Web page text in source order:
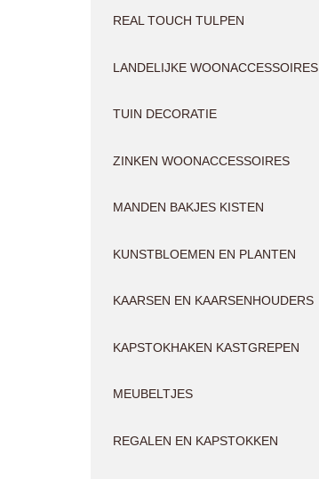
REAL TOUCH TULPEN
LANDELIJKE WOONACCESSOIRES
TUIN DECORATIE
ZINKEN WOONACCESSOIRES
MANDEN BAKJES KISTEN
KUNSTBLOEMEN EN PLANTEN
KAARSEN EN KAARSENHOUDERS
KAPSTOKHAKEN KASTGREPEN
MEUBELTJES
REGALEN EN KAPSTOKKEN